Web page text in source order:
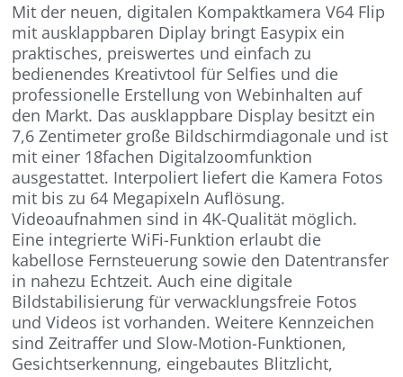
Mit der neuen, digitalen Kompaktkamera V64 Flip
mit ausklappbaren Diplay bringt Easypix ein
praktisches, preiswertes und einfach zu
bedienendes Kreativtool für Selfies und die
professionelle Erstellung von Webinhalten auf
den Markt. Das ausklappbare Display besitzt ein
7,6 Zentimeter große Bildschirmdiagonale und ist
mit einer 18fachen Digitalzoomfunktion
ausgestattet. Interpoliert liefert die Kamera Fotos
mit bis zu 64 Megapixeln Auflösung.
Videoaufnahmen sind in 4K-Qualität möglich.
Eine integrierte WiFi-Funktion erlaubt die
kabellose Fernsteuerung sowie den Datentransfer
in nahezu Echtzeit. Auch eine digitale
Bildstabilisierung für verwacklungsfreie Fotos
und Videos ist vorhanden. Weitere Kennzeichen
sind Zeitraffer und Slow-Motion-Funktionen,
Gesichtserkennung, eingebautes Blitzlicht,